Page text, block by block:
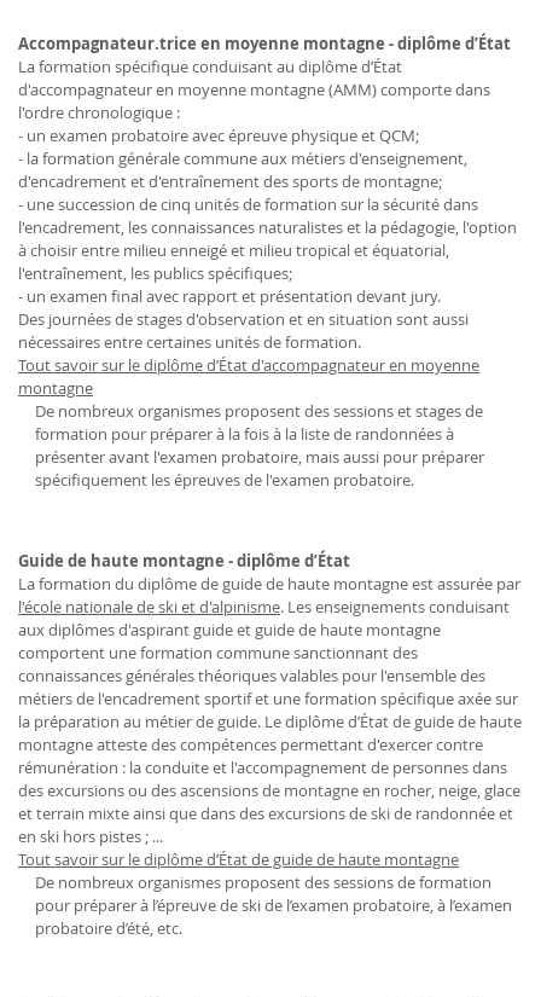
Accompagnateur.trice en moyenne montagne - diplôme d’État
La formation spécifique conduisant au diplôme d’État
d'accompagnateur en moyenne montagne (AMM) comporte dans
l'ordre chronologique :
- un examen probatoire avec épreuve physique et QCM;
- la formation générale commune aux métiers d'enseignement,
d'encadrement et d'entraînement des sports de montagne;
- une succession de cinq unités de formation sur la sécurité dans
l'encadrement, les connaissances naturalistes et la pédagogie, l'option
à choisir entre milieu enneigé et milieu tropical et équatorial,
l'entraînement, les publics spécifiques;
- un examen final avec rapport et présentation devant jury.
Des journées de stages d'observation et en situation sont aussi
nécessaires entre certaines unités de formation.
Tout savoir sur le diplôme d’État d'accompagnateur en moyenne
montagne
De nombreux organismes proposent des sessions et stages de
formation pour préparer à la fois à la liste de randonnées à
présenter avant l'examen probatoire, mais aussi pour préparer
spécifiquement les épreuves de l'examen probatoire.
Guide de haute montagne - diplôme d’État
La formation du diplôme de guide de haute montagne est assurée par
l'école nationale de ski et d'alpinisme. Les enseignements conduisant
aux diplômes d'aspirant guide et guide de haute montagne
comportent une formation commune sanctionnant des
connaissances générales théoriques valables pour l'ensemble des
métiers de l'encadrement sportif et une formation spécifique axée sur
la préparation au métier de guide. Le diplôme d’État de guide de haute
montagne atteste des compétences permettant d'exercer contre
rémunération : la conduite et l'accompagnement de personnes dans
des excursions ou des ascensions de montagne en rocher, neige, glace
et terrain mixte ainsi que dans des excursions de ski de randonnée et
en ski hors pistes ; ...
Tout savoir sur le diplôme d’État de guide de haute montagne
De nombreux organismes proposent des sessions de formation
pour préparer à l’épreuve de ski de l’examen probatoire, à l’examen
probatoire d’été, etc.